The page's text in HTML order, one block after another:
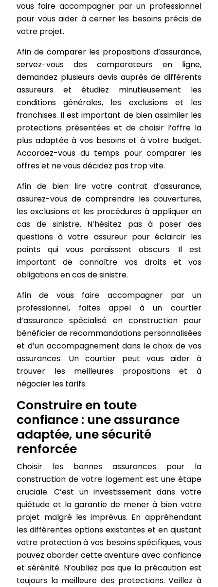
vous faire accompagner par un professionnel
pour vous aider à cerner les besoins précis de
votre projet.
Afin de comparer les propositions d’assurance,
servez-vous des comparateurs en ligne,
demandez plusieurs devis auprès de différents
assureurs et étudiez minutieusement les
conditions générales, les exclusions et les
franchises. Il est important de bien assimiler les
protections présentées et de choisir l’offre la
plus adaptée à vos besoins et à votre budget.
Accordez-vous du temps pour comparer les
offres et ne vous décidez pas trop vite.
Afin de bien lire votre contrat d’assurance,
assurez-vous de comprendre les couvertures,
les exclusions et les procédures à appliquer en
cas de sinistre. N’hésitez pas à poser des
questions à votre assureur pour éclaircir les
points qui vous paraissent obscurs. Il est
important de connaître vos droits et vos
obligations en cas de sinistre.
Afin de vous faire accompagner par un
professionnel, faites appel à un courtier
d’assurance spécialisé en construction pour
bénéficier de recommandations personnalisées
et d’un accompagnement dans le choix de vos
assurances. Un courtier peut vous aider à
trouver les meilleures propositions et à
négocier les tarifs.
Construire en toute
confiance : une assurance
adaptée, une sécurité
renforcée
Choisir les bonnes assurances pour la
construction de votre logement est une étape
cruciale. C’est un investissement dans votre
quiétude et la garantie de mener à bien votre
projet malgré les imprévus. En appréhendant
les différentes options existantes et en ajustant
votre protection à vos besoins spécifiques, vous
pouvez aborder cette aventure avec confiance
et sérénité. N’oubliez pas que la précaution est
toujours la meilleure des protections. Veillez à